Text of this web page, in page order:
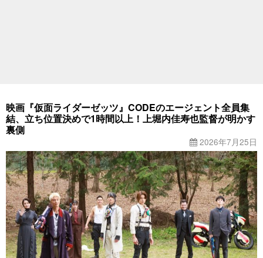
映画『仮面ライダーゼッツ』CODEのエージェント全員集
結、立ち位置決めで1時間以上！上堀内佳寿也監督が明かす
裏側
2026年7月25日